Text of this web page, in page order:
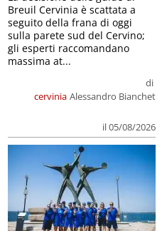
cervinia
di
Alessandro Bianchet
il 05/08/2026
Breuil Cervinia è scattata a
seguito della frana di oggi
sulla parete sud del Cervino;
gli esperti raccomandano
massima at...